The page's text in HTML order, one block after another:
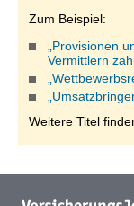
Zum Beispiel:
„Provisionen
Vermittlern
Weitere Titel